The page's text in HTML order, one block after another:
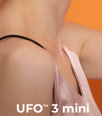
UFO™ 3 mini
FAQ™ Dual LED Panel
热门产品
特别优惠